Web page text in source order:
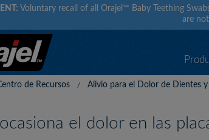
Voluntary recall of all Orajel™ Baby Teething
are
de Recursos Alivio para el Dolor de Dientes y
el dolor en las